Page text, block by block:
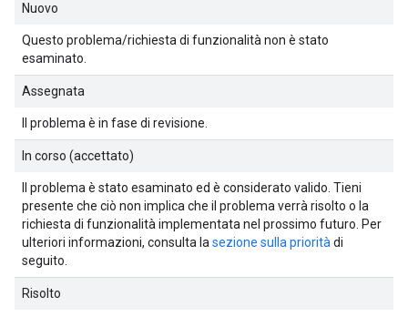
Nuovo
Questo problema/richiesta di funzionalità non è stato
esaminato.
Assegnata
Il problema è in fase di revisione.
In corso (accettato)
Il problema è stato esaminato ed è considerato valido. Tieni
presente che ciò non implica che il problema verrà risolto o la
richiesta di funzionalità implementata nel prossimo futuro. Per
ulteriori informazioni, consulta la sezione sulla priorità di
seguito.
Risolto